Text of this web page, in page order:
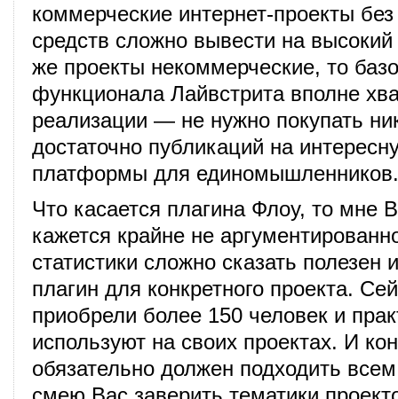
коммерческие интернет-проекты
средств сложно вывести на
же проекты некоммерческие, то
функционала Лайвстрита вполне
реализации — не нужно покупать
достаточно публикаций на
платформы для единомышленников.
Что касается плагина Флоу, то мне
кажется крайне не
статистики сложно сказать полезен
плагин для конкретного проекта.
приобрели более 150 человек и
используют на своих проектах. И
обязательно должен подходить